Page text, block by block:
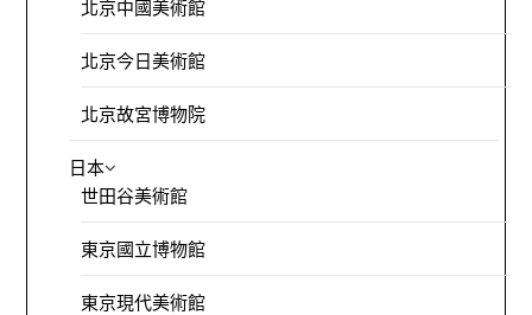
北京中國美術館
北京今日美術館
北京故宮博物院
日本
世田谷美術館
東京國立博物館
東京現代美術館